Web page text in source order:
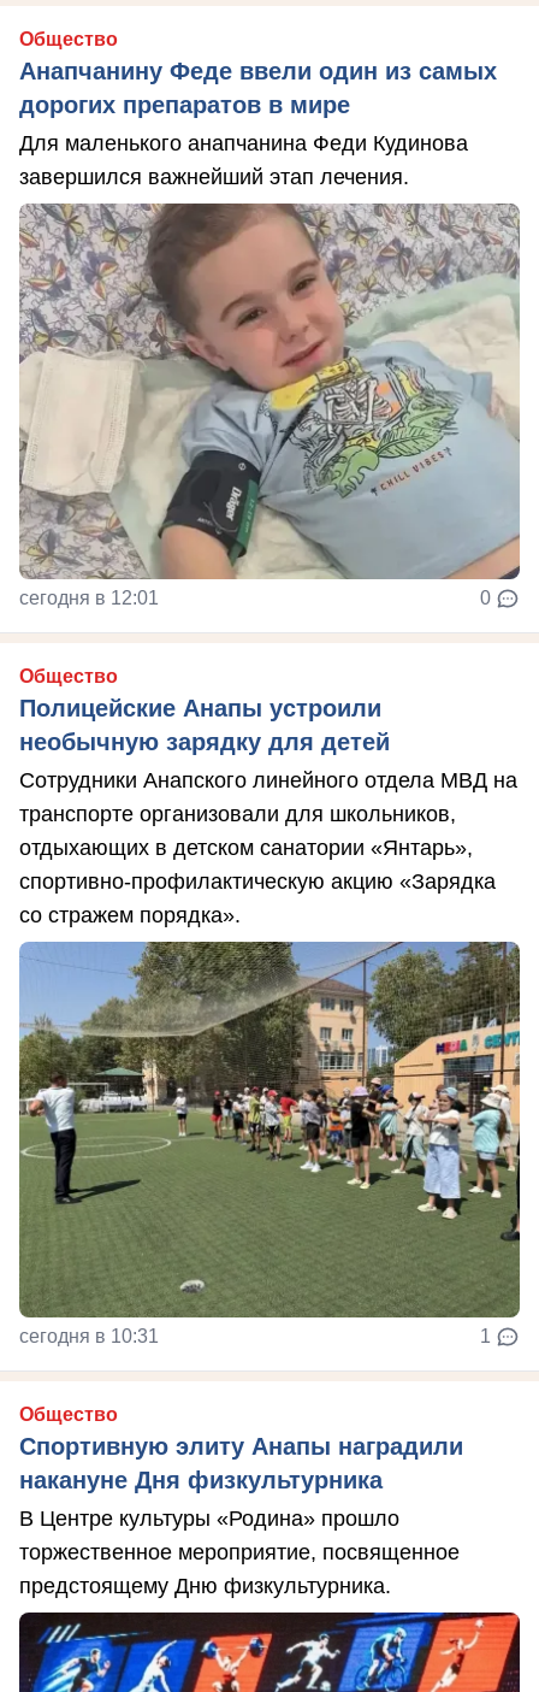
Общество
Анапчанину Феде ввели один из самых
дорогих препаратов в мире
Для маленького анапчанина Феди Кудинова
завершился важнейший этап лечения.
сегодня в 12:01 0
Общество
Полицейские Анапы устроили
необычную зарядку для детей
Сотрудники Анапского линейного отдела МВД на
транспорте организовали для школьников,
отдыхающих в детском санатории «Янтарь»,
спортивно-профилактическую акцию «Зарядка
со стражем порядка».
сегодня в 10:31 1
Общество
Спортивную элиту Анапы наградили
накануне Дня физкультурника
В Центре культуры «Родина» прошло
торжественное мероприятие, посвященное
предстоящему Дню физкультурника.